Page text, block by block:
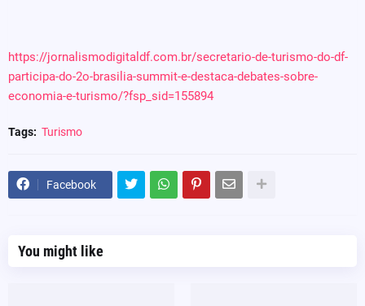
https://jornalismodigitaldf.com.br/secretario-de-turismo-do-df-
participa-do-2o-brasilia-summit-e-destaca-debates-sobre-
economia-e-turismo/?fsp_sid=155894
Tags: Turismo
Facebook
You might like